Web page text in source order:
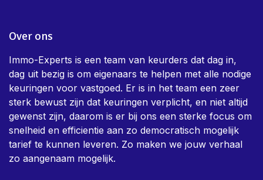
Over ons
Immo-Experts is een team van keurders dat dag in,
dag uit bezig is om eigenaars te helpen met alle nodige
keuringen voor vastgoed. Er is in het team een zeer
sterk bewust zijn dat keuringen verplicht, en niet altijd
gewenst zijn, daarom is er bij ons een sterke focus om
snelheid en efficientie aan zo democratisch mogelijk
tarief te kunnen leveren. Zo maken we jouw verhaal
zo aangenaam mogelijk.